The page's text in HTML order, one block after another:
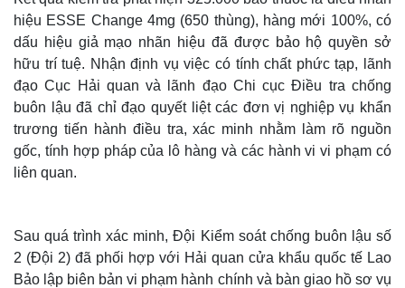
hiệu ESSE Change 4mg (650 thùng), hàng mới 100%, có
dấu hiệu giả mạo nhãn hiệu đã được bảo hộ quyền sở
hữu trí tuệ. Nhận định vụ việc có tính chất phức tạp, lãnh
đạo Cục Hải quan và lãnh đạo Chi cục Điều tra chống
buôn lậu đã chỉ đạo quyết liệt các đơn vị nghiệp vụ khẩn
trương tiến hành điều tra, xác minh nhằm làm rõ nguồn
gốc, tính hợp pháp của lô hàng và các hành vi vi phạm có
liên quan.
Sau quá trình xác minh, Đội Kiểm soát chống buôn lậu số
2 (Đội 2) đã phối hợp với Hải quan cửa khẩu quốc tế Lao
Bảo lập biên bản vi phạm hành chính và bàn giao hồ sơ vụ